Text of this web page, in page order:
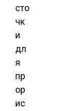
сто
чк
и
дл
я
пр
ор
ис